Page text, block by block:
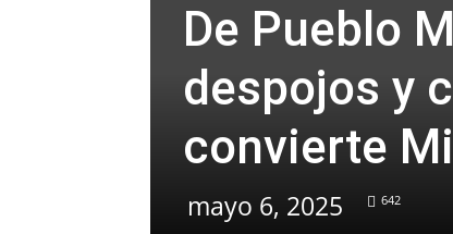
De Pueblo
despojos y
convierte
mayo 6, 2025 642